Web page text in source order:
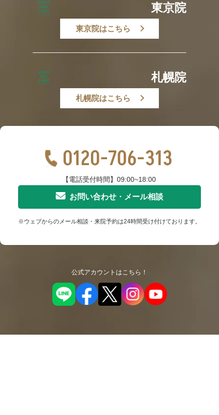
東京院
東京院はこちら
札幌院
札幌院はこちら
0120-706-313
【電話受付時間】09:00~18:00
お問い合わせ・メール相談
※ウェブからのメール相談・来院予約は24時間受け付けております。
公式アカウントはこちら！